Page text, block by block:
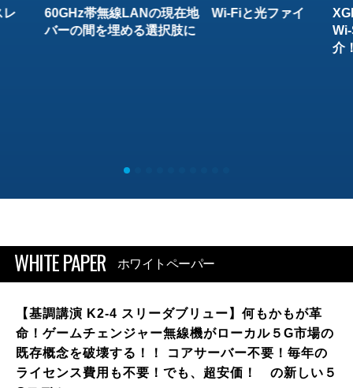
レ
60GHz帯無線LANの現在地 Wi-Fiと光ファイ
バーの間を埋める選択肢に
介
WHITE PAPER ホワイトペーパー
【基調講演 K2-4 スリーダブリュー】何もかもが革
命！ゲームチェンジャー無線機がローカル５G市場の
既存概念を破壊する！！ コアサーバー不要！毎年の
ライセンス費用も不要！でも、超安価！ の新しい５